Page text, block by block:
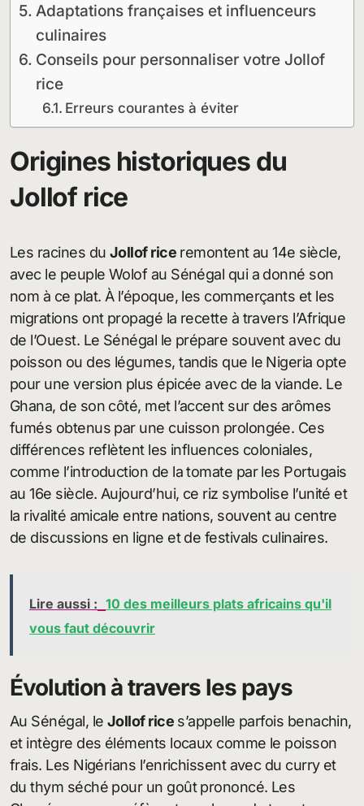
Adaptations françaises et influenceurs
culinaires
Conseils pour personnaliser votre Jollof
rice
Erreurs courantes à éviter
Origines historiques du
Jollof rice
Les racines du Jollof riceremontent au 14e siècle,
avec le peuple Wolof au Sénégal qui a donné son
nom à ce plat. À l’époque, les commerçants et les
migrations ont propagé la recette à travers l’Afrique
de l’Ouest. Le Sénégal le prépare souvent avec du
poisson ou des légumes, tandis que le Nigeria opte
pour une version plus épicée avec de la viande. Le
Ghana, de son côté, met l’accent sur des arômes
fumés obtenus par une cuisson prolongée. Ces
différences reflètent les influences coloniales,
comme l’introduction de la tomate par les Portugais
au 16e siècle. Aujourd’hui, ce riz symbolise l’unité et
la rivalité amicale entre nations, souvent au centre
de discussions en ligne et de festivals culinaires.
Lire aussi : 10 des meilleurs plats africains qu'il
vous faut découvrir
Évolution à travers les pays
Au Sénégal, le Jollof rices’appelle parfois benachin,
et intègre des éléments locaux comme le poisson
frais. Les Nigérians l’enrichissent avec du curry et
du thym séché pour un goût prononcé. Les